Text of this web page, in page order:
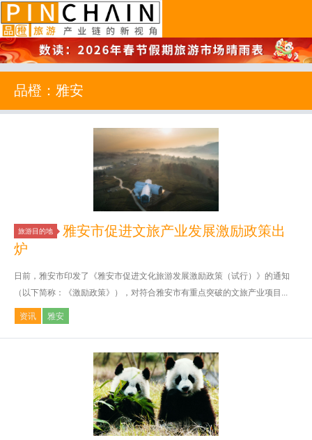
品橙旅游
品橙：雅安
旅游目的地
雅安市促进文旅产业发展激励政策出
炉
日前，雅安市印发了《雅安市促进文化旅游发展激励政策（试行）》的通知
（以下简称：《激励政策》），对符合雅安市有重点突破的文旅产业项目...
资讯 雅安